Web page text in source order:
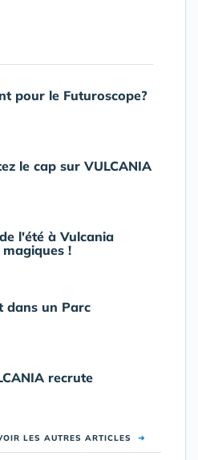
pour le Futuroscope?
le cap sur VULCANIA
l'été à Vulcania
!
dans un Parc
recrute
LES AUTRES ARTICLES ➜